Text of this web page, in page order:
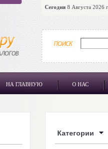
Сегодня 8 Августа 2026
НА ГЛАВНУЮ О НАС
Категории